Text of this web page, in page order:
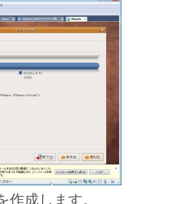
作成します。